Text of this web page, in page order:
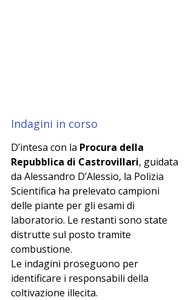
Indagini in corso
D’intesa con la Procura della
Repubblica di Castrovillari, guidata
da Alessandro D’Alessio, la Polizia
Scientifica ha prelevato campioni
delle piante per gli esami di
laboratorio. Le restanti sono state
distrutte sul posto tramite
combustione.
Le indagini proseguono per
identificare i responsabili della
coltivazione illecita.